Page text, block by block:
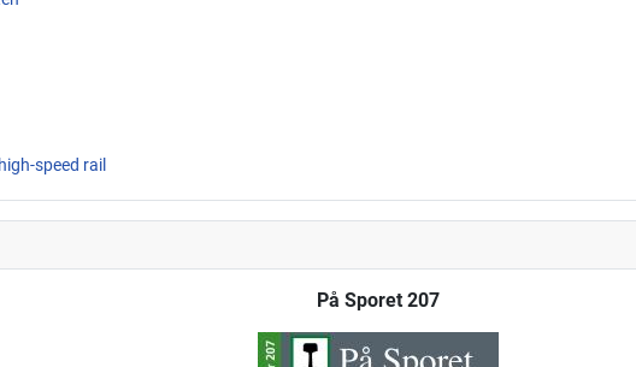
speed rail
På Sporet 207